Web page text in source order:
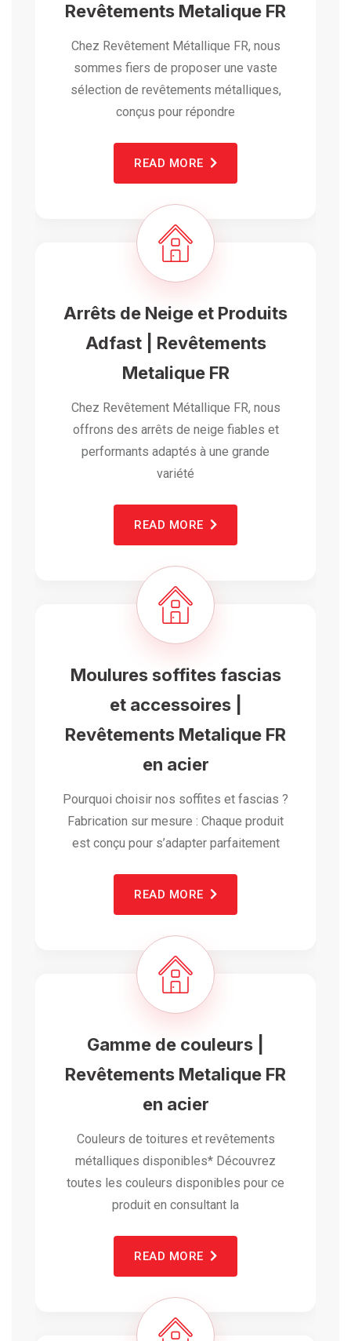
Revêtements Metalique FR
Chez Revêtement Métallique FR, nous
sommes fiers de proposer une vaste
sélection de revêtements métalliques,
conçus pour répondre
READ MORE
Arrêts de Neige et Produits
Adfast | Revêtements
Metalique FR
Chez Revêtement Métallique FR, nous
offrons des arrêts de neige fiables et
performants adaptés à une grande
variété
READ MORE
Moulures soffites fascias
et accessoires |
Revêtements Metalique FR
en acier
Pourquoi choisir nos soffites et fascias ?
Fabrication sur mesure : Chaque produit
est conçu pour s’adapter parfaitement
READ MORE
Gamme de couleurs |
Revêtements Metalique FR
en acier
Couleurs de toitures et revêtements
métalliques disponibles* Découvrez
toutes les couleurs disponibles pour ce
produit en consultant la
READ MORE